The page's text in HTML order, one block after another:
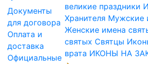
Документы
для договора
Оплата и
доставка
Официальные
великие праздники
Хранителя Мужские
Женские имена
святых Святцы
врата ИКОНЫ НА